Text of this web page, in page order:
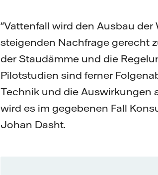
"Vattenfall wird den Ausbau
steigenden Nachfrage gerecht
der Staudämme und die
Pilotstudien sind ferner
Technik und die Auswirkungen
wird es im gegebenen Fall
Johan Dasht.